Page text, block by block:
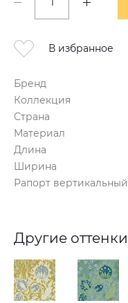
В избранное
Бренд
Коллекция
Страна
Материал
Длина
Ширина
Рапорт вертикальный
Другие оттенки